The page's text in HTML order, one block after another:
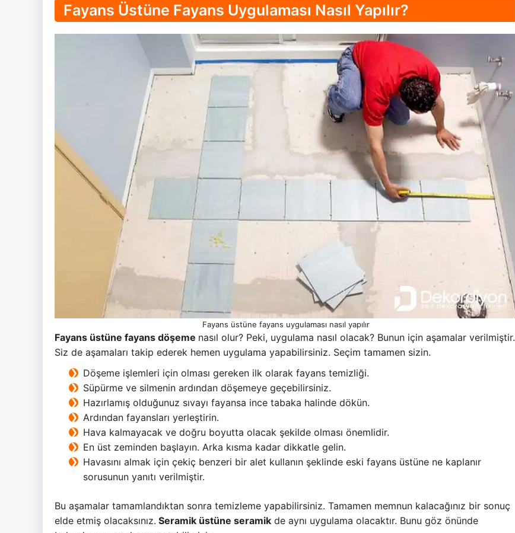
Fayans Üstüne Fayans Uygulaması Nasıl Yapılır?
Fayans üstüne fayans uygulaması nasıl yapılır
Fayans üstüne fayans döşeme nasıl olur? Peki, uygulama nasıl olacak? Bunun için aşamalar verilmiştir.
Siz de aşamaları takip ederek hemen uygulama yapabilirsiniz. Seçim tamamen sizin.
Döşeme işlemleri için olması gereken ilk olarak fayans temizliği.
Süpürme ve silmenin ardından döşemeye geçebilirsiniz.
Hazırlamış olduğunuz sıvayı fayansa ince tabaka halinde dökün.
Ardından fayansları yerleştirin.
Hava kalmayacak ve doğru boyutta olacak şekilde olması önemlidir.
En üst zeminden başlayın. Arka kısma kadar dikkatle gelin.
Havasını almak için çekiç benzeri bir alet kullanın şeklinde eski fayans üstüne ne kaplanır
sorusunun yanıtı verilmiştir.
Bu aşamalar tamamlandıktan sonra temizleme yapabilirsiniz. Tamamen memnun kalacağınız bir sonuç
elde etmiş olacaksınız. Seramik üstüne seramik de aynı uygulama olacaktır. Bunu göz önünde